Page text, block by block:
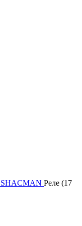
SHACMAN Реле (17